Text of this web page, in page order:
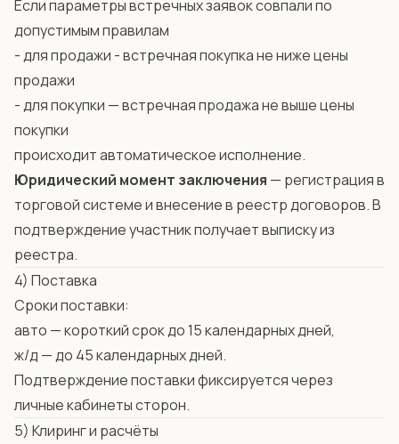
Если параметры встречных заявок совпали по
допустимым правилам
- для продажи - встречная покупка не ниже цены
продажи
- для покупки — встречная продажа не выше цены
покупки
происходит автоматическое исполнение.
Юридический момент заключения — регистрация в
торговой системе и внесение в реестр договоров. В
подтверждение участник получает выписку из
реестра.
4) Поставка
Сроки поставки:
авто — короткий срок до 15 календарных дней,
ж/д — до 45 календарных дней.
Подтверждение поставки фиксируется через
личные кабинеты сторон.
5) Клиринг и расчёты